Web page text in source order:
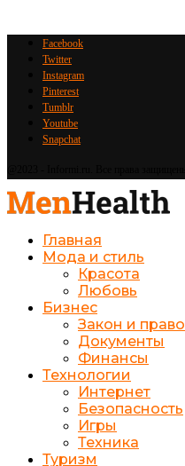
Facebook
Twitter
Instagram
Pinterest
Tumblr
Youtube
Snapchat
Главная
Мода и стиль
Красота
Любовь
Бизнес
Закон и право
Документы
Финансы
Технологии
Интернет
Безопасность
Игры
Техника
Туризм